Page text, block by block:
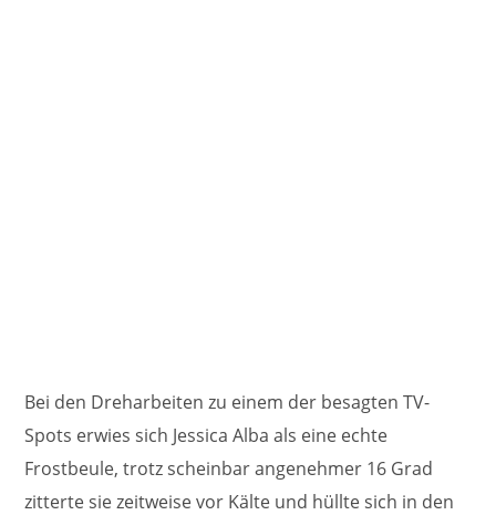
Bei den Dreharbeiten zu einem der besagten TV-
Spots erwies sich Jessica Alba als eine echte
Frostbeule, trotz scheinbar angenehmer 16 Grad
zitterte sie zeitweise vor Kälte und hüllte sich in den